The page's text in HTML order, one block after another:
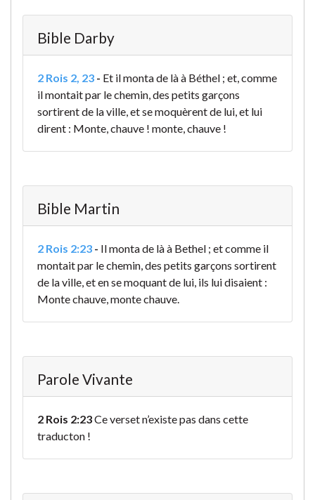
Bible Darby
2 Rois 2, 23 - Et il monta de là à Béthel ; et, comme
il montait par le chemin, des petits garçons
sortirent de la ville, et se moquèrent de lui, et lui
dirent : Monte, chauve ! monte, chauve !
Bible Martin
2 Rois 2:23 - Il monta de là à Bethel ; et comme il
montait par le chemin, des petits garçons sortirent
de la ville, et en se moquant de lui, ils lui disaient :
Monte chauve, monte chauve.
Parole Vivante
2 Rois 2:23Ce verset n’existe pas dans cette
traducton !